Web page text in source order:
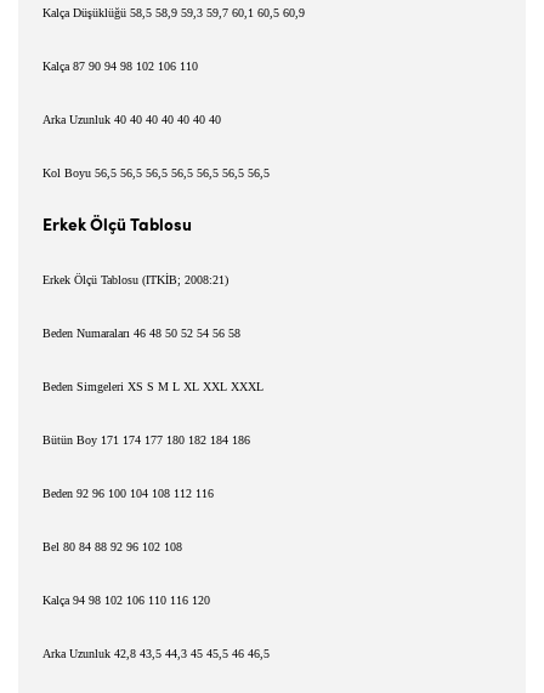
Kalça Düşüklüğü 58,5 58,9 59,3 59,7 60,1 60,5 60,9
Kalça 87 90 94 98 102 106 110
Arka Uzunluk 40 40 40 40 40 40 40
Kol Boyu 56,5 56,5 56,5 56,5 56,5 56,5 56,5
Erkek Ölçü Tablosu
Erkek Ölçü Tablosu (ITKİB; 2008:21)
Beden Numaraları 46 48 50 52 54 56 58
Beden Simgeleri XS S M L XL XXL XXXL
Bütün Boy 171 174 177 180 182 184 186
Beden 92 96 100 104 108 112 116
Bel 80 84 88 92 96 102 108
Kalça 94 98 102 106 110 116 120
Arka Uzunluk 42,8 43,5 44,3 45 45,5 46 46,5